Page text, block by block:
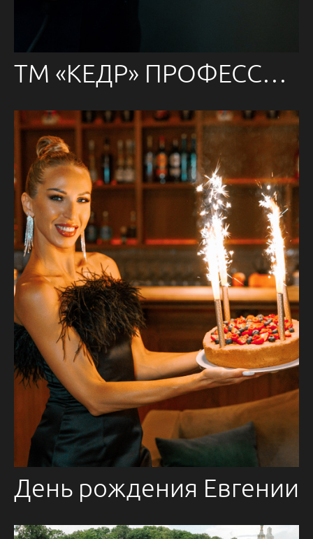
ТМ «КЕДР» ПРОФЕССИОНАЛЫ 2024 и конкурс «Лучший сварщик 2024»
День рождения Евгении